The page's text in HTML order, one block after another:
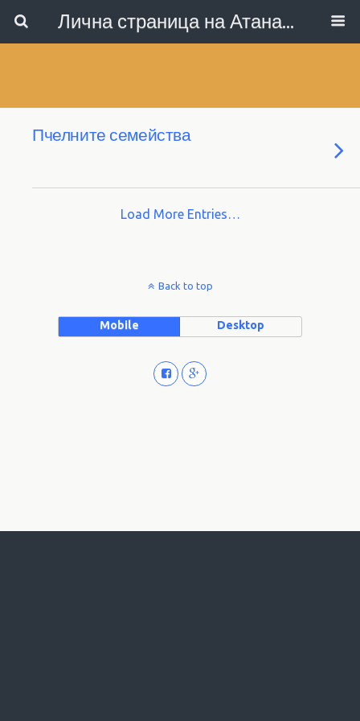
Лична страница на Атанас Коларов
Пчелните семейства
Load More Entries…
Back to top
Mobile Desktop